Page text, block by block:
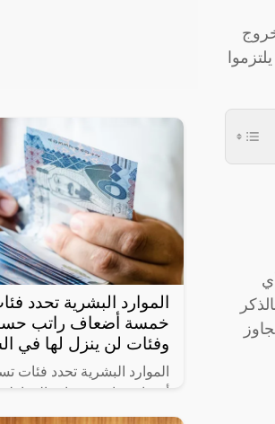
الموارد البشرية تحدد
خمسة أضعاف راتب
وفئات لن ينزل لها في
الموارد البشرية تحدد
أضعاف راتب حساب المواطن
لها دعم حيث أنشأت الحكومة